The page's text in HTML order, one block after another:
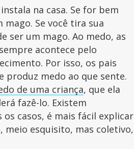
na casa. Se for bem
Se você tira sua
ser um mago. Ao medo, as
acontece pelo
Por isso, os pais
produz medo ao que sente.
de uma criança, que ela
fazê-lo. Existem
casos, é mais fácil explicar
meio esquisito, mas coletivo,